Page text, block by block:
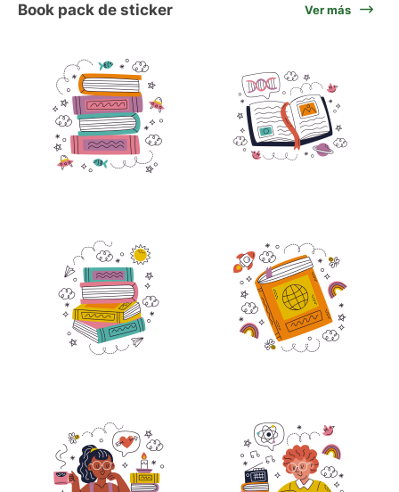
Book pack de sticker Ver más